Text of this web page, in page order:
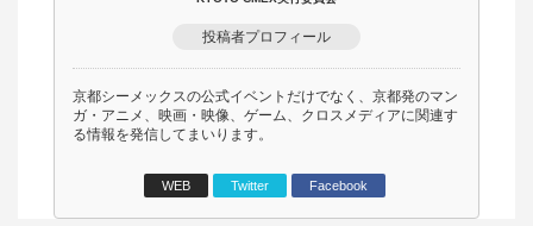
投稿者プロフィール
京都シーメックスの公式イベントだけでなく、京都発のマン
ガ・アニメ、映画・映像、ゲーム、クロスメディアに関連す
る情報を発信してまいります。
WEB Twitter Facebook